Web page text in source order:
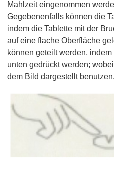
Mahlzeit eingenommen
Gegebenenfalls können die
indem die Tablette mit der
auf eine flache Oberfläche
können geteilt werden,
unten gedrückt werden;
dem Bild dargestellt benutzen.